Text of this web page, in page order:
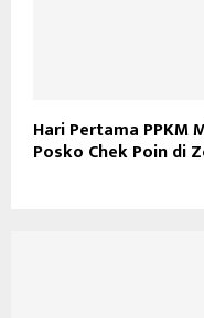
Hari Pertama PPKM
Posko Chek Poin di